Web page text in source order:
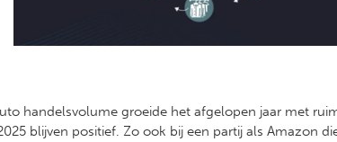
handelsvolume groeide het afgelopen jaar met
blijven positief. Zo ook bij een partij als Amazon